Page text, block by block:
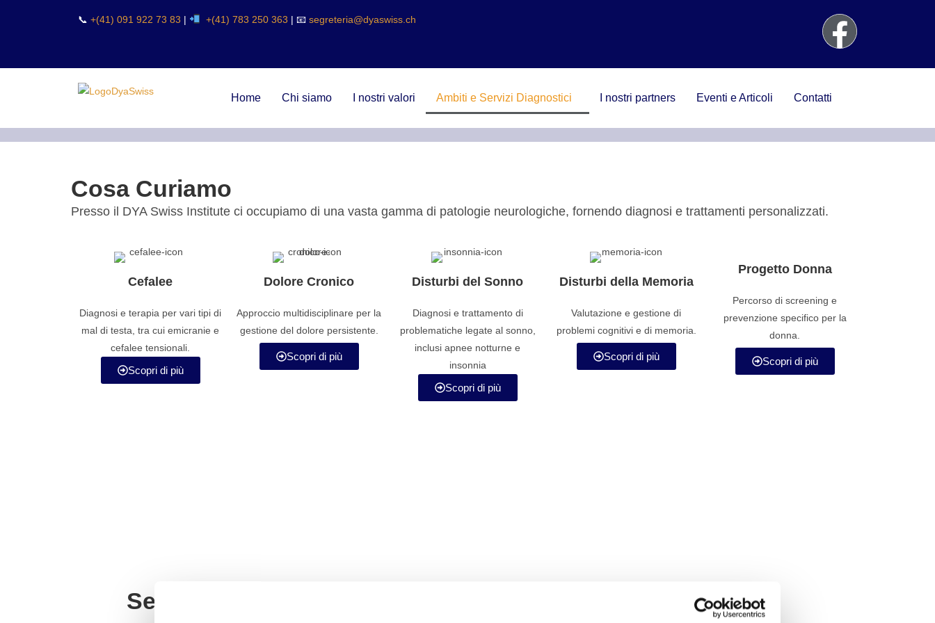
📞 +(41) 091 922 73 83 | +(41) 783 250 363 | 📧 segreteria@dyaswiss.ch
Home Chi siamo I nostri valori Ambiti e Servizi Diagnostici I nostri partners Eventi e Articoli Contatti
Cosa Curiamo
Presso il DYA Swiss Institute ci occupiamo di una vasta gamma di patologie neurologiche, fornendo diagnosi e trattamenti personalizzati.
Cefalee
Diagnosi e terapia per vari tipi di
mal di testa, tra cui emicranie e
cefalee tensionali.
Scopri di più
Dolore Cronico
Approccio multidisciplinare per la
gestione del dolore persistente.
Scopri di più
Disturbi del Sonno
Diagnosi e trattamento di
problematiche legate al sonno,
inclusi apnee notturne e
insonnia
Scopri di più
Disturbi della Memoria
Valutazione e gestione di
problemi cognitivi e di memoria.
Scopri di più
Progetto Donna
Percorso di screening e
prevenzione specifico per la
donna.
Scopri di più
Servizi Terapeutici Servizi Diagnostici